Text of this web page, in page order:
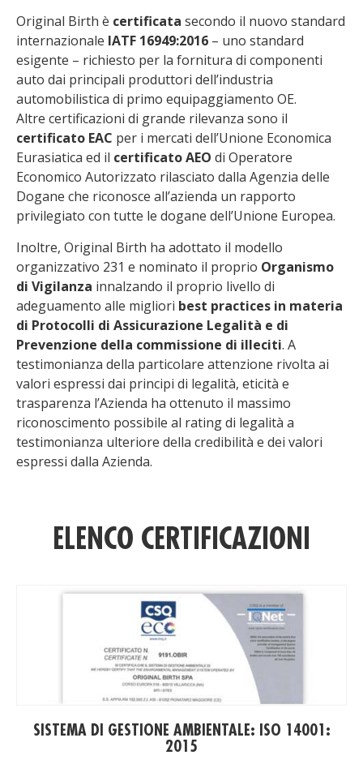
Original Birth è certificata secondo il nuovo standard
internazionale IATF 16949:2016 – uno standard
esigente – richiesto per la fornitura di componenti
auto dai principali produttori dell’industria
automobilistica di primo equipaggiamento OE.
Altre certificazioni di grande rilevanza sono il
certificato EAC per i mercati dell’Unione Economica
Eurasiatica ed il certificato AEO di Operatore
Economico Autorizzato rilasciato dalla Agenzia delle
Dogane che riconosce all’azienda un rapporto
privilegiato con tutte le dogane dell’Unione Europea.
Inoltre, Original Birth ha adottato il modello
organizzativo 231 e nominato il proprio Organismo
di Vigilanza innalzando il proprio livello di
adeguamento alle migliori best practices in materia
di Protocolli di Assicurazione Legalità e di
Prevenzione della commissione di illeciti. A
testimonianza della particolare attenzione rivolta ai
valori espressi dai principi di legalità, eticità e
trasparenza l’Azienda ha ottenuto il massimo
riconoscimento possibile al rating di legalità a
testimonianza ulteriore della credibilità e dei valori
espressi dalla Azienda.
ELENCO CERTIFICAZIONI
SISTEMA DI GESTIONE AMBIENTALE: ISO 14001:
2015